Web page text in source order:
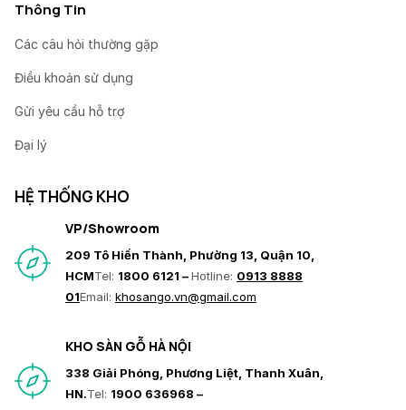
Thông Tin
Các câu hỏi thường gặp
Điều khoản sử dụng
Gửi yêu cầu hỗ trợ
Đại lý
HỆ THỐNG KHO
VP/Showroom
209 Tô Hiến Thành, Phường 13, Quận 10,
HCMTel: 1800 6121 –Hotline: 0913 8888
01Email: khosango.vn@gmail.com
KHO SÀN GỖ HÀ NỘI
338 Giải Phóng, Phương Liệt, Thanh Xuân,
HN.Tel: 1900 636968 –